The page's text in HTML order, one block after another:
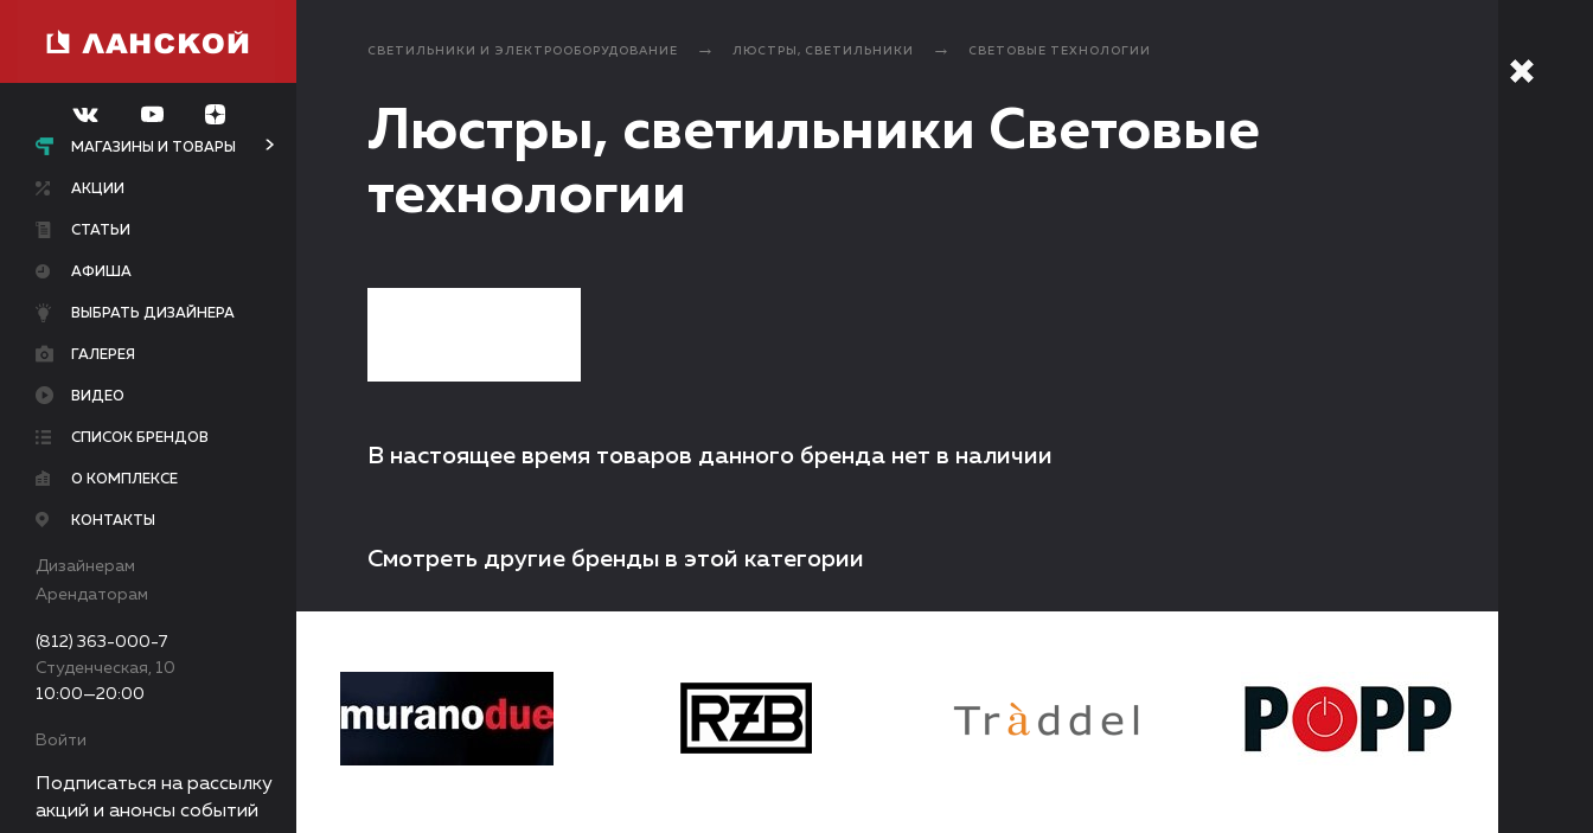
МАГАЗИНЫ И ТОВАРЫ
АКЦИИ
СТАТЬИ
АФИША
ВЫБРАТЬ ДИЗАЙНЕРА
ГАЛЕРЕЯ
ВИДЕО
СПИСОК БРЕНДОВ
О КОМПЛЕКСЕ
КОНТАКТЫ
Дизайнерам
Арендаторам
(812) 363-000-7
Студенческая, 10
10:00—20:00
Войти
Подписаться на рассылку
акций и анонсы событий
СВЕТИЛЬНИКИ И ЭЛЕКТРООБОРУДОВАНИЕ ЛЮСТРЫ, СВЕТИЛЬНИКИ СВЕТОВЫЕ ТЕХНОЛОГИИ
Люстры, светильники Световые
технологии
В настоящее время товаров данного бренда нет в наличии
Смотреть другие бренды в этой категории